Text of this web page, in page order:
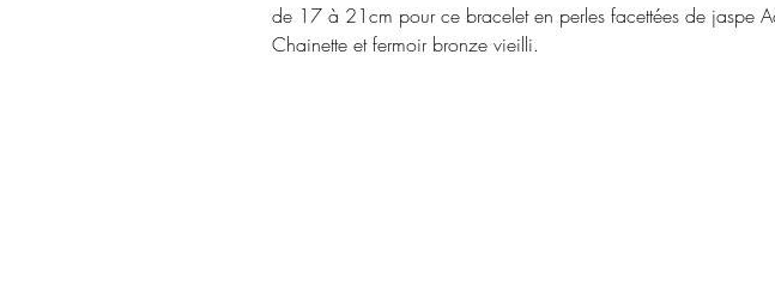
de 17 à 21cm pour ce bracelet en perles facettées de jaspe
Chainette et fermoir bronze vieilli.